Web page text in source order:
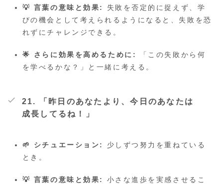
💡 言葉の意味と効果:
失敗を否定的に捉えず、学
びの機会として考えられるようになると、失敗を恐
れずにチャレンジできる。
🌟 さらに効果を高めるために:
「この失敗から何
を学べるかな？」と一緒に考える。
21. 「昨日のあなたより、今日のあなたは
成長してるね！」
🌱 シチュエーション:
少しずつ努力を重ねている
とき。
💡 言葉の意味と効果:
小さな進歩を実感させるこ